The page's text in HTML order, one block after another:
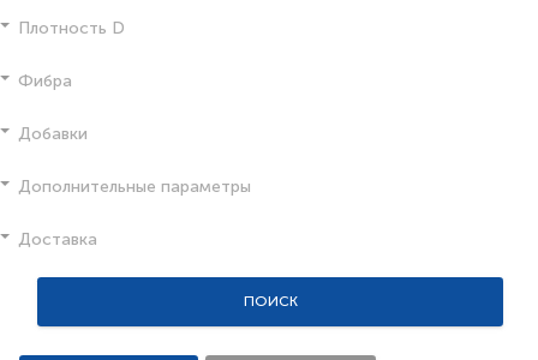
Плотность D
Фибра
Добавки
Дополнительные параметры
Доставка
ПОИСК